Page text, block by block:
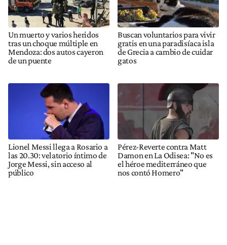
Un muerto y varios heridos
tras un choque múltiple en
Mendoza: dos autos cayeron
de un puente
Buscan voluntarios para vivir
gratis en una paradisíaca isla
de Grecia a cambio de cuidar
gatos
Lionel Messi llega a Rosario a
las 20.30: velatorio íntimo de
Jorge Messi, sin acceso al
público
Pérez-Reverte contra Matt
Damon en La Odisea: "No es
el héroe mediterráneo que
nos contó Homero"